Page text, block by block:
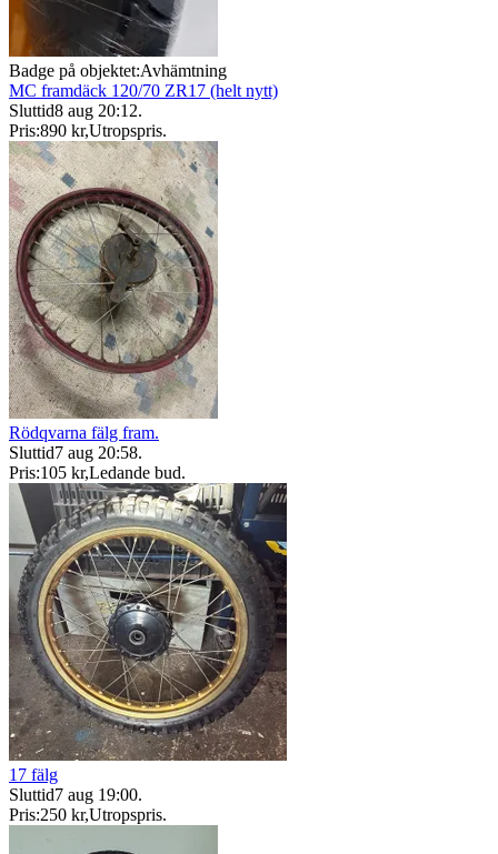
Badge på objektet:Avhämtning
MC framdäck 120/70 ZR17 (helt nytt)
Sluttid8 aug 20:12.
Pris:890 kr,Utropspris.
Rödqvarna fälg fram.
Sluttid7 aug 20:58.
Pris:105 kr,Ledande bud.
17 fälg
Sluttid7 aug 19:00.
Pris:250 kr,Utropspris.